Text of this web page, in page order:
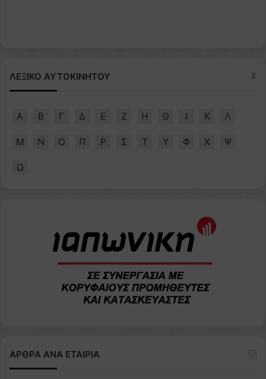
ΛΕΞΙΚΟ ΑΥΤΟΚΙΝΗΤΟΥ
Α Β Γ Δ Ε Ζ Η Θ Ι Κ Λ
Μ Ν Ο Π Ρ Σ Τ Υ Φ Χ Ψ
Ω
ΑΡΘΡΑ ΑΝΑ ΕΤΑΙΡΙΑ